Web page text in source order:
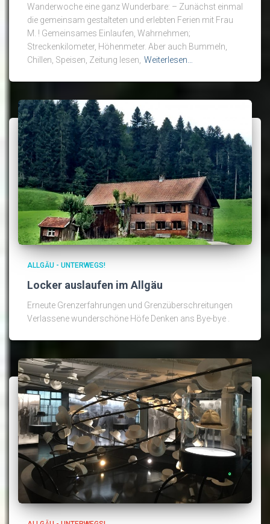
Wanderwoche eine ganz Wunderbare: – Zunächst einmal
die gemeinsam gestalteten und erlebten Ferien mit Frau
M. ! Gemeinsames Einlaufen, Wahrnehmen;
Streckenkilometer, Höhenmeter. Aber auch Bummeln,
Chillen, Speisen, Zeitung lesen, Weiterlesen…
ALLGÄU - UNTERWEGS!
Locker auslaufen im Allgäu
Erneute Grenzerfahrungen und Grenzüberschreitungen
Verlassene wunderschöne Höfe Denken ans Bye-bye .